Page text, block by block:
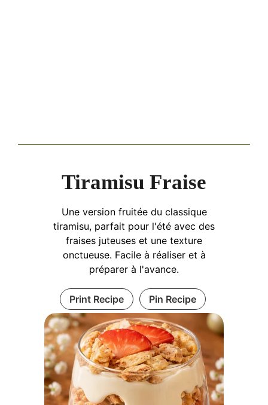
Tiramisu Fraise
Une version fruitée du classique
tiramisu, parfait pour l'été avec des
fraises juteuses et une texture
onctueuse. Facile à réaliser et à
préparer à l'avance.
Print Recipe Pin Recipe